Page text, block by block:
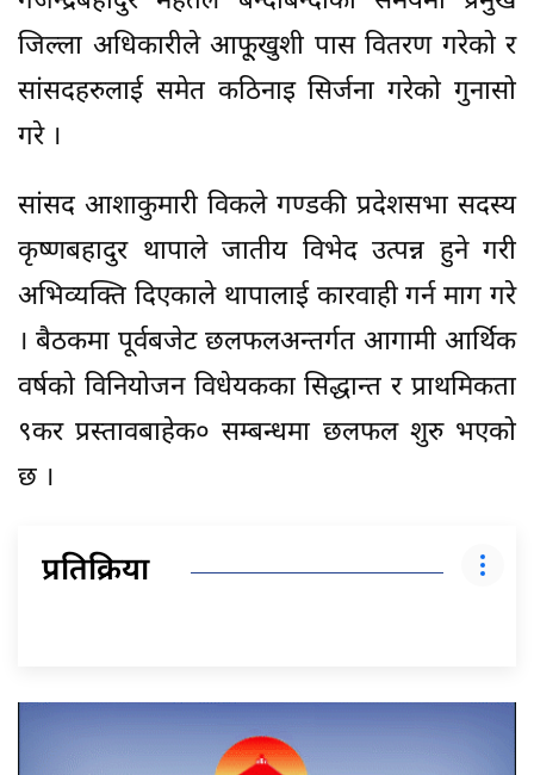
जिल्ला अधिकारीले आफू्खुशी पास वितरण गरेको र
सांसदहरुलाई समेत कठिनाइ सिर्जना गरेको गुनासो
गरे ।
सांसद आशाकुमारी विकले गण्डकी प्रदेशसभा सदस्य
कृष्णबहादुर थापाले जातीय विभेद उत्पन्न हुने गरी
अभिव्यक्ति दिएकाले थापालाई कारवाही गर्न माग गरे
। बैठकमा पूर्वबजेट छलफलअन्तर्गत आगामी आर्थिक
वर्षको विनियोजन विधेयकका सिद्धान्त र प्राथमिकता
९कर प्रस्तावबाहेक० सम्बन्धमा छलफल शुरु भएको
छ ।
प्रतिक्रिया